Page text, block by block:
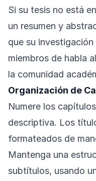
Si su tesis no está
un resumen y
que su
miembros de habla
la comunidad
Organización de
Numere los
descriptiva. Los
formateados de
Mantenga una
subtítulos, usando